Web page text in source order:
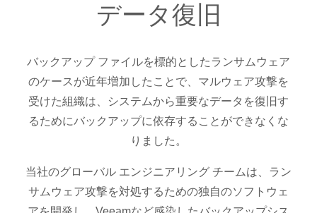
データ復旧
バックアップ ファイルを標的としたランサムウェア
のケースが近年増加したことで、マルウェア攻撃を
受けた組織は、システムから重要なデータを復旧す
るためにバックアップに依存することができなくな
りました。
当社のグローバル エンジニアリング チームは、ラン
サムウェア攻撃を対処するための独自のソフトウェ